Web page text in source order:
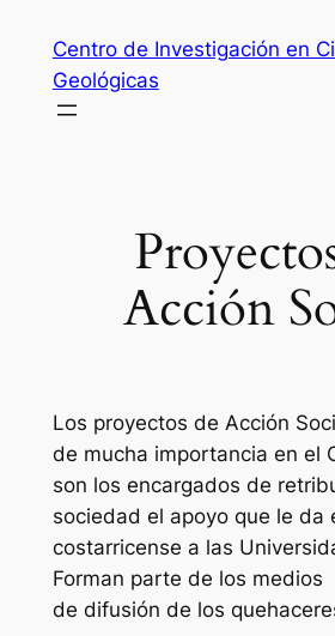
contenido
Centro de Investigación en
Geológicas
Acción
Los proyectos de Acción
de mucha importancia en el
son los encargados de
sociedad el apoyo que le da
costarricense a las
Forman parte de los medios
de difusión de los